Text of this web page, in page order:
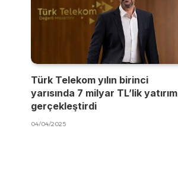
Türk Telekom yılın birinci
yarısında 7 milyar TL’lik yatırım
gerçekleştirdi
04/04/2025